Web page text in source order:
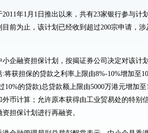
年1月1日推出以来，共有23家银行参与计
前为止，该计划已经收到超过200宗申请，涉
企融资担保计划，按揭证券公司决定对该计
获担保的贷款之利率上限由8%-10%增加至
10%的贷款)总贷款额上限由5000万港元增加
币计算；允许原本获得由工业贸易处的特别
担保计划进行再融资。